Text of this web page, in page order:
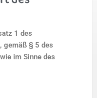
1 des
gemäß § 5 des
im Sinne des